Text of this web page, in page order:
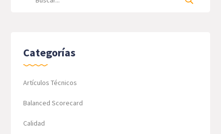
Categorías
Artículos Técnicos
Balanced Scorecard
Calidad